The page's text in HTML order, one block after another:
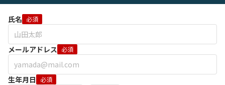
氏名 必須
メールアドレス 必須
生年月日 必須